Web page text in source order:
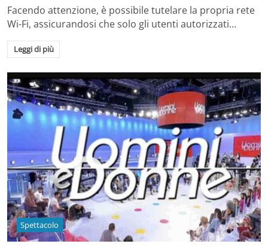
Facendo attenzione, è possibile tutelare la propria rete
Wi-Fi, assicurandosi che solo gli utenti autorizzati…
Leggi di più
Spettacolo